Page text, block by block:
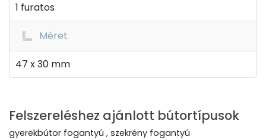
1 furatos
Méret
47 x 30 mm
Felszereléshez ajánlott bútortípusok
gyerekbútor fogantyú , szekrény fogantyú